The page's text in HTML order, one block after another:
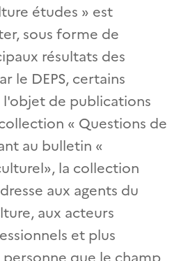
études » est
sous forme de
résultats des
le DEPS, certains
l'objet de publications
« Questions de
au bulletin «
la collection
aux agents du
aux acteurs
et plus